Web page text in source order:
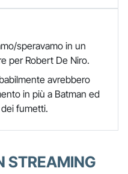
speravamo in un
per Robert De Niro.
avrebbero
in più a Batman ed
fumetti.
STREAMING